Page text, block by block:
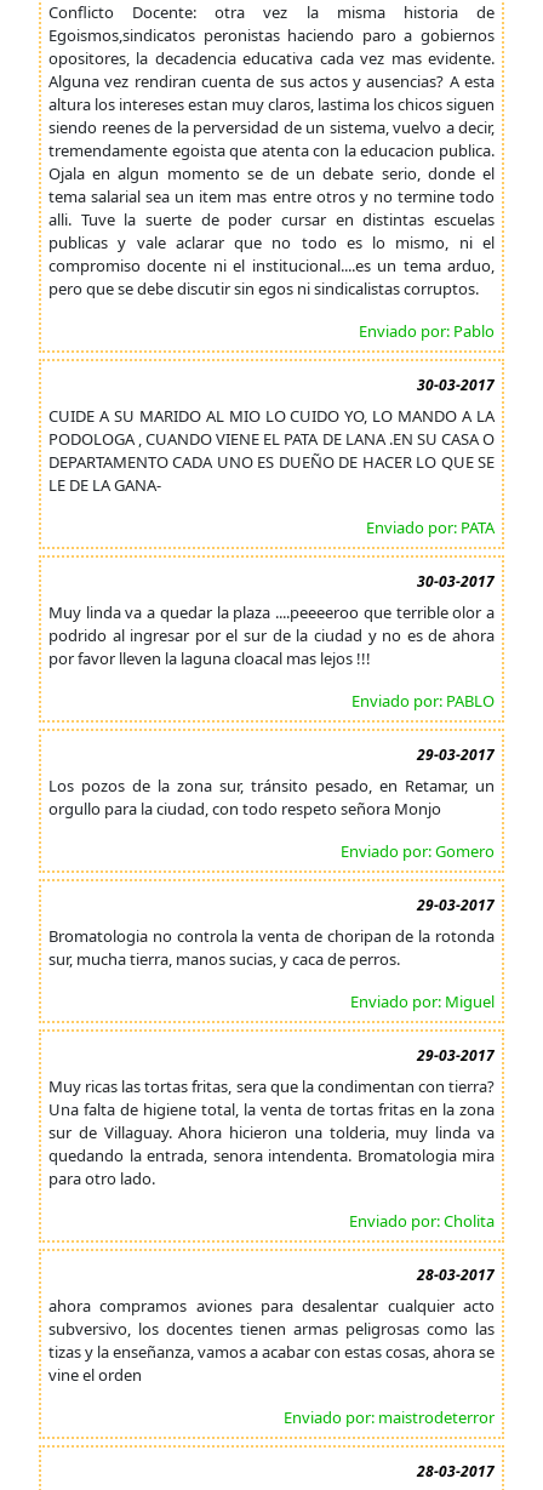
Conflicto Docente: otra vez la misma historia de
Egoismos,sindicatos peronistas haciendo paro a gobiernos
opositores, la decadencia educativa cada vez mas evidente.
Alguna vez rendiran cuenta de sus actos y ausencias? A esta
altura los intereses estan muy claros, lastima los chicos siguen
siendo reenes de la perversidad de un sistema, vuelvo a decir,
tremendamente egoista que atenta con la educacion publica.
Ojala en algun momento se de un debate serio, donde el
tema salarial sea un item mas entre otros y no termine todo
alli. Tuve la suerte de poder cursar en distintas escuelas
publicas y vale aclarar que no todo es lo mismo, ni el
compromiso docente ni el institucional....es un tema arduo,
pero que se debe discutir sin egos ni sindicalistas corruptos.
Enviado por: Pablo
30-03-2017
CUIDE A SU MARIDO AL MIO LO CUIDO YO, LO MANDO A LA
PODOLOGA , CUANDO VIENE EL PATA DE LANA .EN SU CASA O
DEPARTAMENTO CADA UNO ES DUEÑO DE HACER LO QUE SE
LE DE LA GANA-
Enviado por: PATA
30-03-2017
Muy linda va a quedar la plaza ....peeeeroo que terrible olor a
podrido al ingresar por el sur de la ciudad y no es de ahora
por favor lleven la laguna cloacal mas lejos !!!
Enviado por: PABLO
29-03-2017
Los pozos de la zona sur, tránsito pesado, en Retamar, un
orgullo para la ciudad, con todo respeto señora Monjo
Enviado por: Gomero
29-03-2017
Bromatologia no controla la venta de choripan de la rotonda
sur, mucha tierra, manos sucias, y caca de perros.
Enviado por: Miguel
29-03-2017
Muy ricas las tortas fritas, sera que la condimentan con tierra?
Una falta de higiene total, la venta de tortas fritas en la zona
sur de Villaguay. Ahora hicieron una tolderia, muy linda va
quedando la entrada, senora intendenta. Bromatologia mira
para otro lado.
Enviado por: Cholita
28-03-2017
ahora compramos aviones para desalentar cualquier acto
subversivo, los docentes tienen armas peligrosas como las
tizas y la enseñanza, vamos a acabar con estas cosas, ahora se
vine el orden
Enviado por: maistrodeterror
28-03-2017